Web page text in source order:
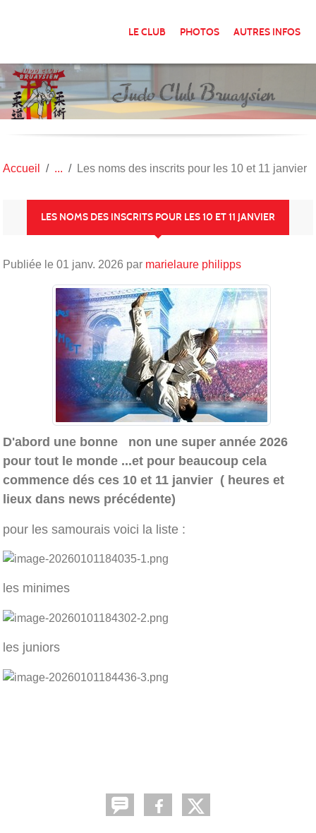
LE CLUB PHOTOS AUTRES INFOS
Accueil Les noms des inscrits pour les 10 et 11 janvier
LES NOMS DES INSCRITS POUR LES 10 ET 11 JANVIER
Publiée le 01 janv. 2026 par marielaure philipps
D'abord une bonne non une super année 2026
pour tout le monde ...et pour beaucoup cela
commence dés ces 10 et 11 janvier ( heures et
lieux dans news précédente)
pour les samourais voici la liste :
les minimes
les juniors